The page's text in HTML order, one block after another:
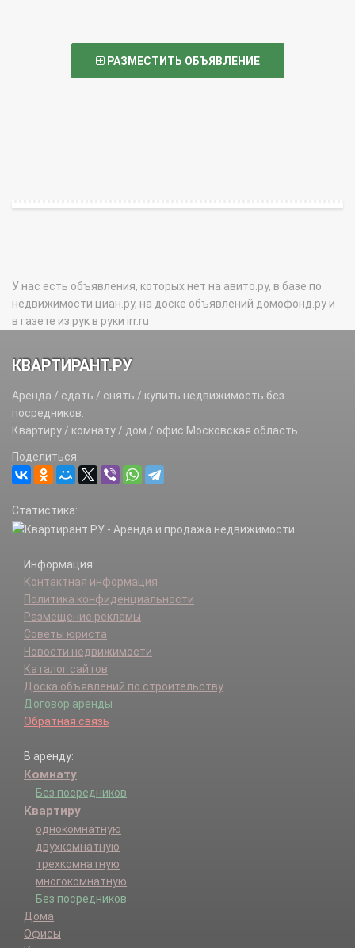
РАЗМЕСТИТЬ ОБЪЯВЛЕНИЕ
У нас есть объявления, которых нет на авито.ру, в базе по
недвижимости циан.ру, на доске объявлений домофонд.ру и
в газете из рук в руки irr.ru
КВАРТИРАНТ.РУ
Аренда / сдать / снять / купить недвижимость без
посредников.
Квартиру / комнату / дом / офис Московская область
Поделиться:
Статистика:
Информация:
Контактная информация
Политика конфиденциальности
Размещение рекламы
Советы юриста
Новости недвижимости
Каталог сайтов
Доска объявлений по строительству
Договор аренды
Обратная связь
В аренду:
Комнату
Без посредников
Квартиру
однокомнатную
двухкомнатную
трехкомнатную
многокомнатную
Без посредников
Дома
Офисы